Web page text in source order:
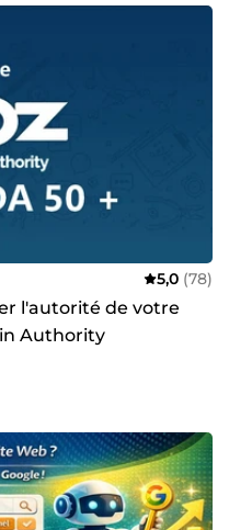
5,0 (78)
l'autorité de votre
Authority